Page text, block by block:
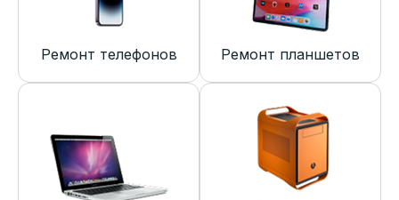
Ремонт телефонов Ремонт планшетов